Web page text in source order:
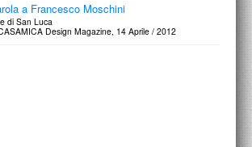
a Francesco Moschini
di San Luca
Design Magazine, 14 Aprile / 2012